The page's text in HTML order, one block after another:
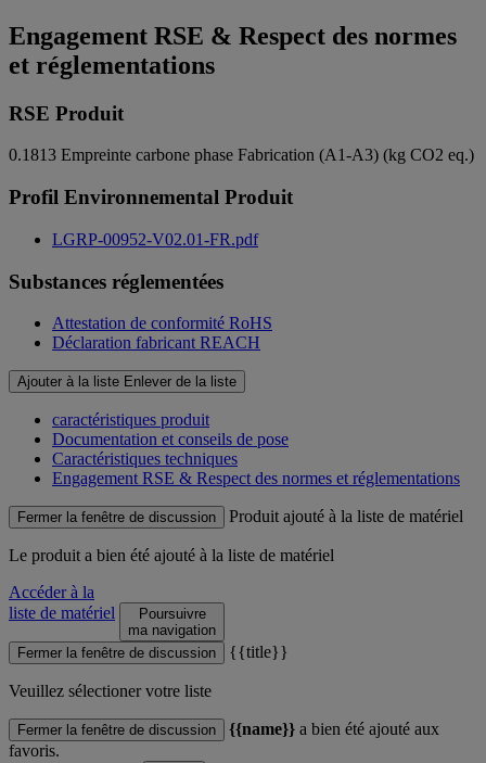
Engagement RSE & Respect des normes
et réglementations
RSE Produit
0.1813 Empreinte carbone phase Fabrication (A1-A3) (kg CO2 eq.)
Profil Environnemental Produit
LGRP-00952-V02.01-FR.pdf
Substances réglementées
Attestation de conformité RoHS
Déclaration fabricant REACH
Ajouter à la liste Enlever de la liste
caractéristiques produit
Documentation et conseils de pose
Caractéristiques techniques
Engagement RSE & Respect des normes et réglementations
Fermer la fenêtre de discussion Produit ajouté à la liste de matériel
Le produit a bien été ajouté à la liste de matériel
Accéder à la
liste de matériel
Poursuivre
ma navigation
Fermer la fenêtre de discussion
{{title}}
Veuillez sélectioner votre liste
Fermer la fenêtre de discussion {{name}} a bien été ajouté aux
favoris.